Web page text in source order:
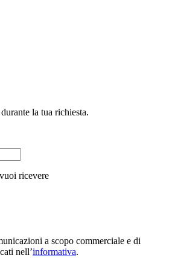
la tua richiesta.
ricevere
a scopo commerciale e di
nell’informativa.